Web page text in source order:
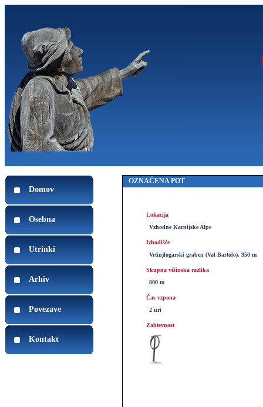
Domov
Osebna
Utrinki
Arhiv
Povezave
Kontakt
OZNAČENA POT
Lokacija
Vzhodne Karnijske Alpe
Izhodišče
Vrtinjlogarski graben (Val Bartolo), 950 m
Skupna višinska razlika
800 m
Čas vzpona
2 uri
Zahtevnost